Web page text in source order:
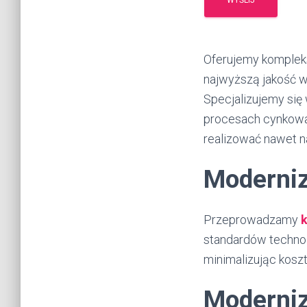
Oferujemy
najwyższą jakość
Specjalizujemy
procesach
realizować nawet
Przeprowadzamy
standardów
minimalizując